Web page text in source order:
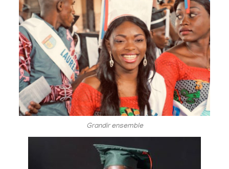
Grandir ensemble